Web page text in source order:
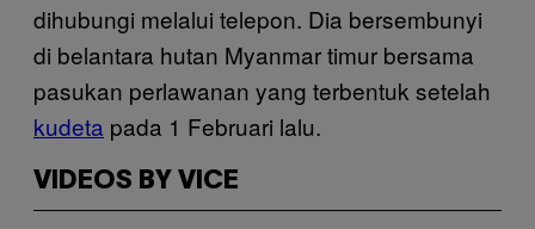
dihubungi melalui telepon. Dia bersembunyi
di belantara hutan Myanmar timur bersama
pasukan perlawanan yang terbentuk setelah
kudeta pada 1 Februari lalu.
VIDEOS BY VICE